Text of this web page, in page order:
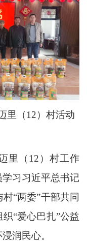
里（12）村活动
里（12）村工作
习习近平总书记
“两委”干部共同
“爱心巴扎”公益
润民心。